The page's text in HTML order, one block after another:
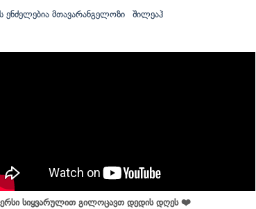
ენძელებია მთავარანგელოზი შილეაჰ
სიყვარულით გილოცავთ დედის დღეს ❤️